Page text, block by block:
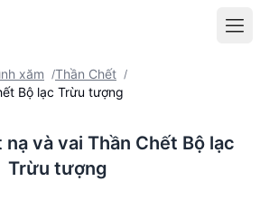
xăm /Thần Chết /
Bộ lạc Trừu tượng
nạ và vai Thần Chết Bộ lạc
Trừu tượng